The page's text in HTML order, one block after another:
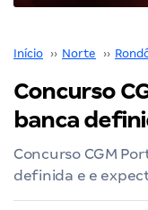
Início ›› Norte ››
Concurso
banca
Concurso CGM
definida e e